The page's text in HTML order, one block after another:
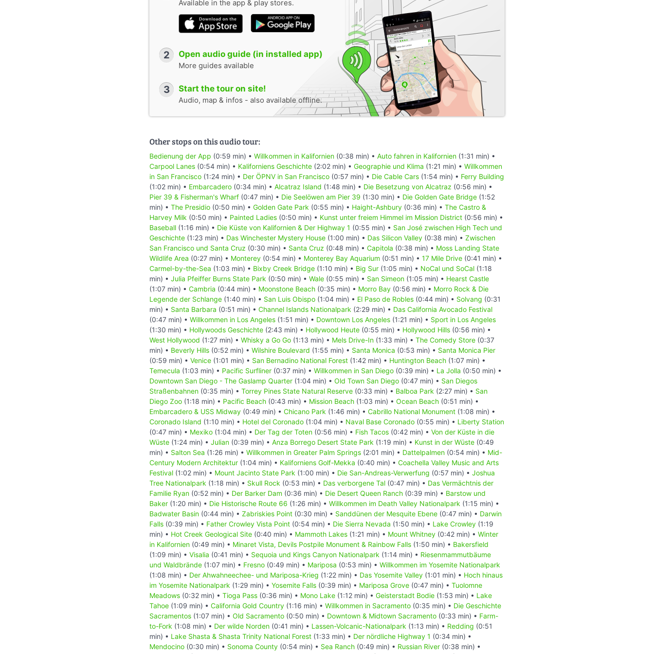
Available in the app & play stores.
2 Open audio guide (in installed app)
More guides available
3 Start the tour on site!
Audio, map & infos - also available offline.
Other stops on this audio tour:
Bedienung der App (0:59 min) • Willkommen in Kalifornien (0:38 min) • Auto fahren in Kalifornien (1:31 min) •
Carpool Lanes (0:54 min) • Kaliforniens Geschichte (2:02 min) • Geographie und Klima (1:21 min) • Willkommen
in San Francisco (1:24 min) • Der ÖPNV in San Francisco (0:57 min) • Die Cable Cars (1:54 min) • Ferry Building
(1:02 min) • Embarcadero (0:34 min) • Alcatraz Island (1:48 min) • Die Besetzung von Alcatraz (0:56 min) •
Pier 39 & Fisherman's Wharf (0:47 min) • Die Seelöwen am Pier 39 (1:30 min) • Die Golden Gate Bridge (1:52
min) • The Presidio (0:50 min) • Golden Gate Park (0:55 min) • Haight-Ashbury (0:36 min) • The Castro &
Harvey Milk (0:50 min) • Painted Ladies (0:50 min) • Kunst unter freiem Himmel im Mission District (0:56 min) •
Baseball (1:16 min) • Die Küste von Kalifornien & Der Highway 1 (0:55 min) • San José zwischen High Tech und
Geschichte (1:23 min) • Das Winchester Mystery House (1:00 min) • Das Silicon Valley (0:38 min) • Zwischen
San Francisco und Santa Cruz (0:30 min) • Santa Cruz (0:48 min) • Capitola (0:38 min) • Moss Landing State
Wildlife Area (0:27 min) • Monterey (0:54 min) • Monterey Bay Aquarium (0:51 min) • 17 Mile Drive (0:41 min) •
Carmel-by-the-Sea (1:03 min) • Bixby Creek Bridge (1:10 min) • Big Sur (1:05 min) • NoCal und SoCal (1:18
min) • Julia Pfeiffer Burns State Park (0:50 min) • Wale (0:55 min) • San Simeon (1:05 min) • Hearst Castle
(1:07 min) • Cambria (0:44 min) • Moonstone Beach (0:35 min) • Morro Bay (0:56 min) • Morro Rock & Die
Legende der Schlange (1:40 min) • San Luis Obispo (1:04 min) • El Paso de Robles (0:44 min) • Solvang (0:31
min) • Santa Barbara (0:51 min) • Channel Islands Nationalpark (2:29 min) • Das California Avocado Festival
(0:47 min) • Willkommen in Los Angeles (1:51 min) • Downtown Los Angeles (1:21 min) • Sport in Los Angeles
(1:30 min) • Hollywoods Geschichte (2:43 min) • Hollywood Heute (0:55 min) • Hollywood Hills (0:56 min) •
West Hollywood (1:27 min) • Whisky a Go Go (1:13 min) • Mels Drive-In (1:33 min) • The Comedy Store (0:37
min) • Beverly Hills (0:52 min) • Wilshire Boulevard (1:55 min) • Santa Monica (0:53 min) • Santa Monica Pier
(0:59 min) • Venice (1:01 min) • San Bernadino National Forest (1:42 min) • Huntington Beach (1:07 min) •
Temecula (1:03 min) • Pacific Surfliner (0:37 min) • Willkommen in San Diego (0:39 min) • La Jolla (0:50 min) •
Downtown San Diego - The Gaslamp Quarter (1:04 min) • Old Town San Diego (0:47 min) • San Diegos
Straßenbahnen (0:35 min) • Torrey Pines State Natural Reserve (0:33 min) • Balboa Park (2:27 min) • San
Diego Zoo (1:18 min) • Pacific Beach (0:43 min) • Mission Beach (1:03 min) • Ocean Beach (0:51 min) •
Embarcadero & USS Midway (0:49 min) • Chicano Park (1:46 min) • Cabrillo National Monument (1:08 min) •
Coronado Island (1:10 min) • Hotel del Coronado (1:04 min) • Naval Base Coronado (0:55 min) • Liberty Station
(0:47 min) • Mexiko (1:04 min) • Der Tag der Toten (0:56 min) • Fish Tacos (0:42 min) • Von der Küste in die
Wüste (1:24 min) • Julian (0:39 min) • Anza Borrego Desert State Park (1:19 min) • Kunst in der Wüste (0:49
min) • Salton Sea (1:26 min) • Willkommen in Greater Palm Springs (2:01 min) • Dattelpalmen (0:54 min) • Mid-
Century Modern Architektur (1:04 min) • Kaliforniens Golf-Mekka (0:40 min) • Coachella Valley Music and Arts
Festival (1:02 min) • Mount Jacinto State Park (1:00 min) • Die San-Andreas-Verwerfung (0:57 min) • Joshua
Tree Nationalpark (1:18 min) • Skull Rock (0:53 min) • Das verborgene Tal (0:47 min) • Das Vermächtnis der
Familie Ryan (0:52 min) • Der Barker Dam (0:36 min) • Die Desert Queen Ranch (0:39 min) • Barstow und
Baker (1:20 min) • Die Historische Route 66 (1:26 min) • Willkommen im Death Valley Nationalpark (1:15 min) •
Badwater Basin (0:44 min) • Zabriskies Point (0:30 min) • Sanddünen der Mesquite Ebene (0:47 min) • Darwin
Falls (0:39 min) • Father Crowley Vista Point (0:54 min) • Die Sierra Nevada (1:50 min) • Lake Crowley (1:19
min) • Hot Creek Geological Site (0:40 min) • Mammoth Lakes (1:21 min) • Mount Whitney (0:42 min) • Winter
in Kalifornien (0:49 min) • Minaret Vista, Devils Postpile Monument & Rainbow Falls (1:50 min) • Bakersfield
(1:09 min) • Visalia (0:41 min) • Sequoia und Kings Canyon Nationalpark (1:14 min) • Riesenmammutbäume
und Waldbrände (1:07 min) • Fresno (0:49 min) • Mariposa (0:53 min) • Willkommen im Yosemite Nationalpark
(1:08 min) • Der Ahwahneechee- und Mariposa-Krieg (1:22 min) • Das Yosemite Valley (1:01 min) • Hoch hinaus
im Yosemite Nationalpark (1:29 min) • Yosemite Falls (0:39 min) • Mariposa Grove (0:47 min) • Tuolomne
Meadows (0:32 min) • Tioga Pass (0:36 min) • Mono Lake (1:12 min) • Geisterstadt Bodie (1:53 min) • Lake
Tahoe (1:09 min) • California Gold Country (1:16 min) • Willkommen in Sacramento (0:35 min) • Die Geschichte
Sacramentos (1:07 min) • Old Sacramento (0:50 min) • Downtown & Midtown Sacramento (0:33 min) • Farm-
to-Fork (1:08 min) • Der wilde Norden (0:41 min) • Lassen-Volcanic-Nationalpark (1:13 min) • Redding (0:51
min) • Lake Shasta & Shasta Trinity National Forest (1:33 min) • Der nördliche Highway 1 (0:34 min) •
Mendocino (0:30 min) • Sonoma County (0:54 min) • Sea Ranch (0:49 min) • Russian River (0:38 min) •